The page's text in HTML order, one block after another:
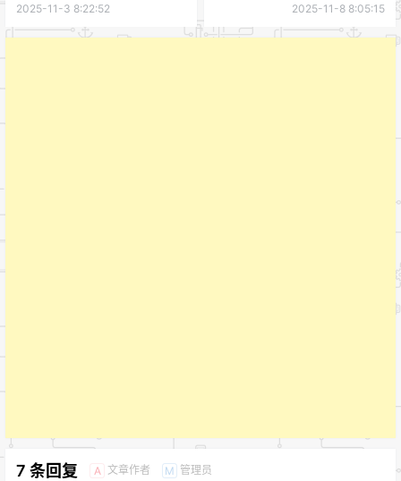
2025-11-3 8:22:52 2025-11-8 8:05:15
7 条回复 A 文章作者 M 管理员